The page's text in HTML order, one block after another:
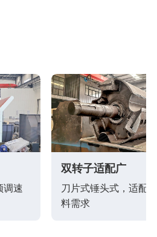
调速
双转子适配广
刀片式锤头式，适配
料需求